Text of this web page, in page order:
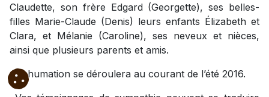
Claudette, son frère Edgard (Georgette), ses belles-
filles Marie-Claude (Denis) leurs enfants Élizabeth et
Clara, et Mélanie (Caroline), ses neveux et nièces,
ainsi que plusieurs parents et amis.
L’inhumation se déroulera au courant de l’été 2016.